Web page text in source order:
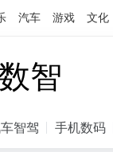
汽车 游戏 文化
智
智驾 手机数码